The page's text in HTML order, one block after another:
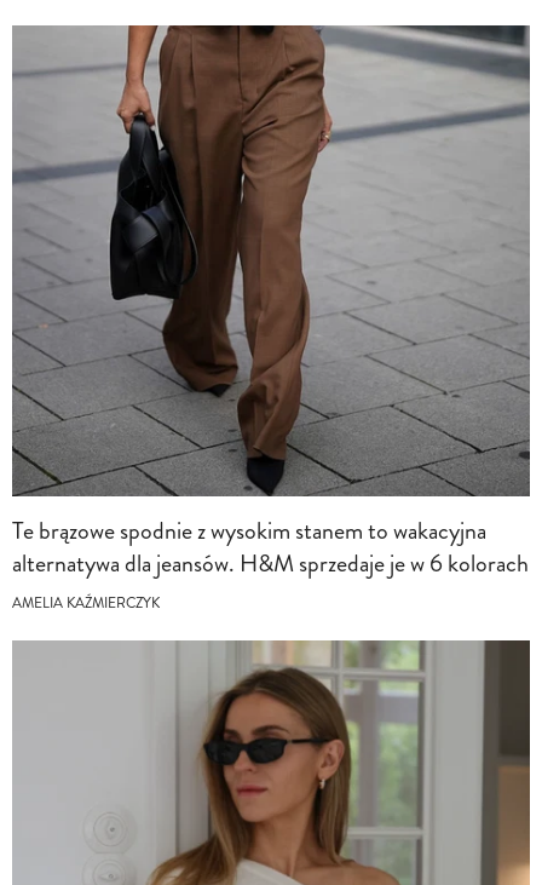
Te brązowe spodnie z wysokim stanem to wakacyjna
alternatywa dla jeansów. H&M sprzedaje je w 6 kolorach
AMELIA KAŹMIERCZYK